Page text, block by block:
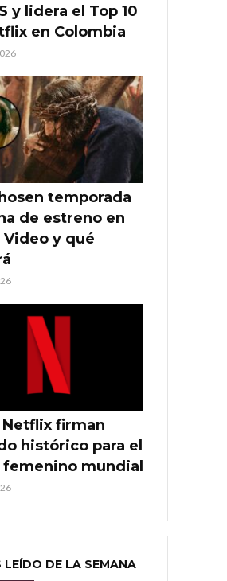
y lidera el Top 10
en Colombia
temporada
de estreno en
y qué
Netflix firman
histórico para el
mundial
LEÍDO DE LA SEMANA